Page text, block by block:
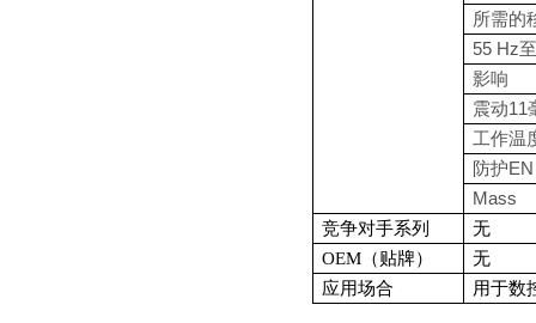
所需的
55 Hz
影响
震动11
工作温
防护
Mass
竞争对手系列
无
OEM（贴牌）
无
应用场合
用于数